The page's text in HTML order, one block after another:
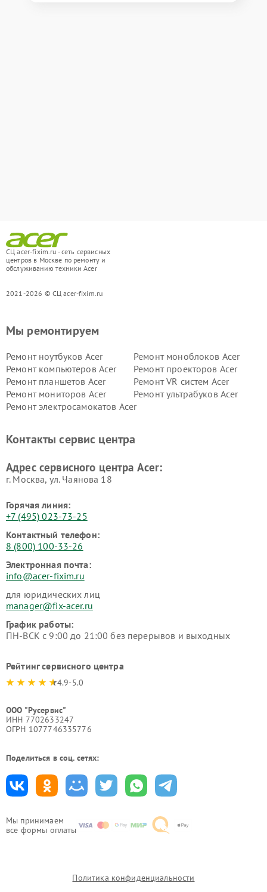
СЦ acer-fixim.ru - сеть сервисных
центров в Москве по ремонту и
обслуживанию техники Acer
2021-2026 © СЦ acer-fixim.ru
Мы принимаем
все формы оплаты
Мы ремонтируем
Ремонт ноутбуков Acer
Ремонт моноблоков Acer
Ремонт компьютеров Acer
Ремонт проекторов Acer
Ремонт планшетов Acer
Ремонт VR систем Acer
Ремонт мониторов Acer
Ремонт ультрабуков Acer
Ремонт электросамокатов Acer
Контакты сервис центра
Адрес сервисного центра Acer:
г. Москва, ул. Чаянова 18
Горячая линия:
+7 (495) 023-73-25
Контактный телефон:
8 (800) 100-33-26
Электронная почта:
info@acer-fixim.ru
для юридических лиц
manager@fix-acer.ru
График работы:
ПН-ВСК с 9:00 до 21:00 без перерывов и выходных
Рейтинг сервисного центра
4.9-5.0
ООО "Русервис"
ИНН 7702633247
ОГРН 1077746335776
Поделиться в соц. сетях:
Политика конфиденциальности